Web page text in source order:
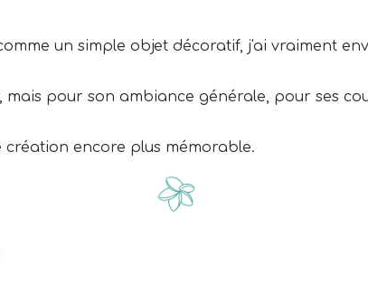
un simple objet décoratif, j'ai vraiment
pour son ambiance générale, pour ses
encore plus mémorable.